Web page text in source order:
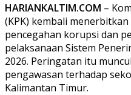
HARIANKALTIM.COM –
(KPK) kembali
pencegahan korupsi dan
pelaksanaan Sistem
2026. Peringatan itu
pengawasan terhadap
Kalimantan Timur.